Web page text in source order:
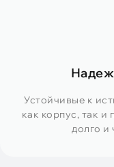
Устойчивые к
как корпус, так и
долго и